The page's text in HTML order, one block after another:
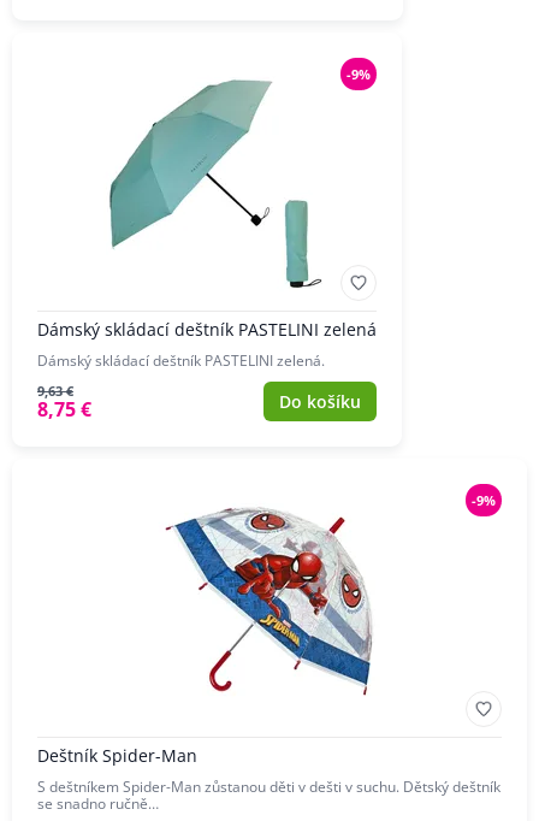
-9%
Dámský skládací deštník PASTELINI zelená
Dámský skládací deštník PASTELINI zelená.
9,63 €
8,75 € Do košíku
-9%
Deštník Spider-Man
S deštníkem Spider-Man zůstanou děti v dešti v suchu. Dětský deštník
se snadno ručně…